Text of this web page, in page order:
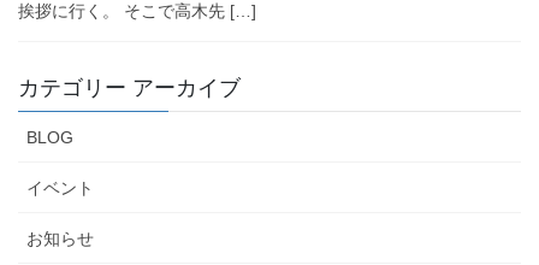
挨拶に行く。 そこで高木先 […]
カテゴリー アーカイブ
BLOG
イベント
お知らせ